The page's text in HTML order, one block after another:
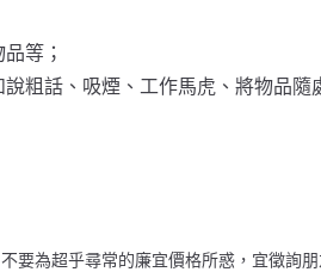
等；
粗話、吸煙、工作馬虎、將物品隨
要為超乎尋常的廉宜價格所惑，宜徵詢